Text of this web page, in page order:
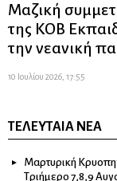
Μαζική
της ΚΟΒ
την νεανική
10 Ιουλίου 2026, 17:55
ΤΕΛΕΥΤΑΊΑ ΝΈΑ
Μαρτυρική
Τριήμερο 7,8,9